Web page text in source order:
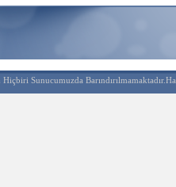
Sunucumuzda